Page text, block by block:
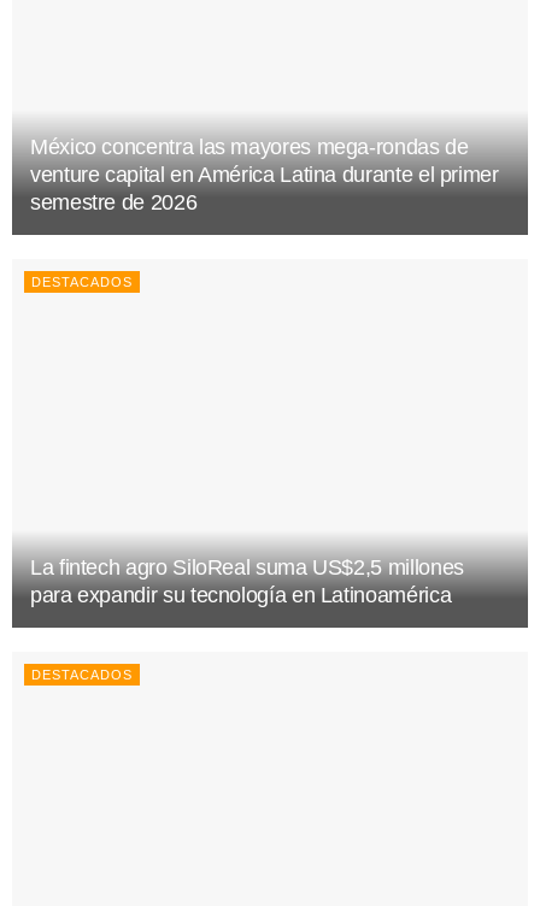
México concentra las mayores mega-rondas de
venture capital en América Latina durante el primer
semestre de 2026
DESTACADOS
La fintech agro SiloReal suma US$2,5 millones
para expandir su tecnología en Latinoamérica
DESTACADOS